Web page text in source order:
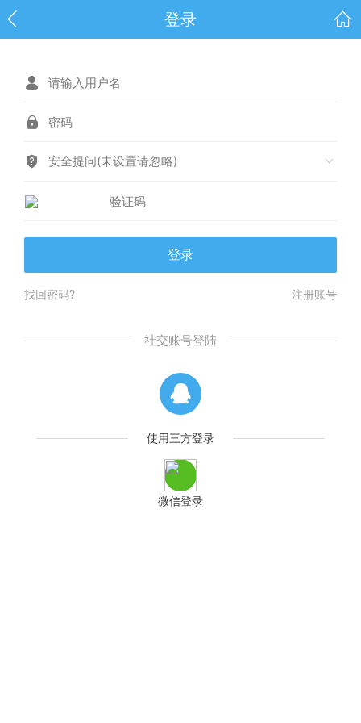
登录
安全提问(未设置请忽略)
登录
找回密码? 注册账号
社交账号登陆
使用三方登录
微信登录